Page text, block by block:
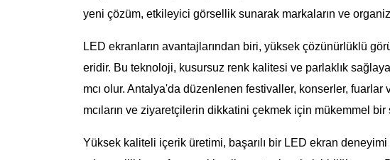
yeni çözüm, etkileyici görsellik sunarak markaların ve
LED ekranların avantajlarından biri, yüksek çözünürlüklü
eridir. Bu teknoloji, kusursuz renk kalitesi ve parlaklık
mcı olur. Antalya'da düzenlenen festivaller, konserler, fuarlar
mcıların ve ziyaretçilerin dikkatini çekmek için mükemmel bir
Yüksek kaliteli içerik üretimi, başarılı bir LED ekran